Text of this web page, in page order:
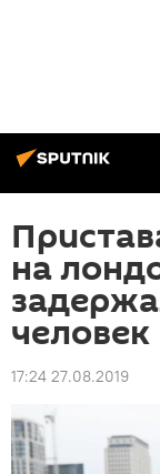
на
человек
17:24 27.08.2019